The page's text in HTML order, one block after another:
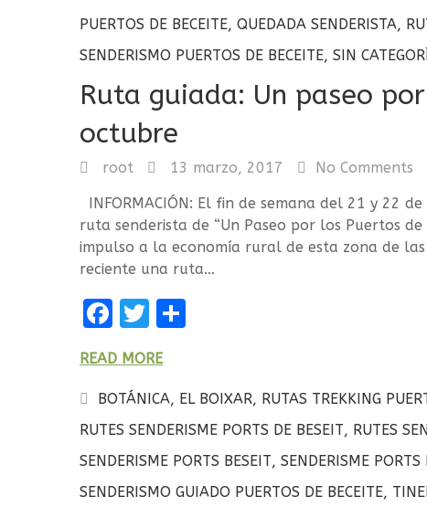
PUERTOS DE BECEITE, QUEDADA SENDERISTA,
SENDERISMO PUERTOS DE BECEITE, SIN
Ruta guiada: Un paseo
octubre
root 13 marzo, 2017 No Comments
INFORMACIÓN: El fin de semana del 21 y 22
ruta senderista de “Un Paseo por los Puertos
impulso a la economía rural de esta zona de
reciente una ruta…
F
ce
b
o
o
k
T
it
te
r
p
a
rt
ir
READ MORE
BOTÁNICA, EL BOIXAR, RUTAS TREKKING
RUTES SENDERISME PORTS DE BESEIT, RUTES
SENDERISME PORTS BESEIT, SENDERISME PORTS
SENDERISMO GUIADO PUERTOS DE BECEITE,